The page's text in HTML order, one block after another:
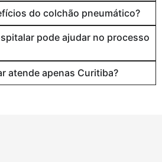
do colchão pneumático?
pode ajudar no processo
atende apenas Curitiba?